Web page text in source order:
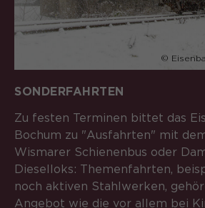
©
SONDERFAHRTEN
Zu festen Terminen bittet das
Bochum zu "Ausfahrten" mit
Wismarer Schienenbus oder
Dieselloks: Themenfahrten,
noch aktiven Stahlwerken,
Angebot wie die vor allem bei